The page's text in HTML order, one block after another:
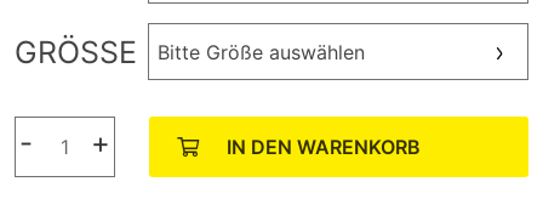
GRÖSSE Bitte Größe auswählen
- + IN DEN WARENKORB